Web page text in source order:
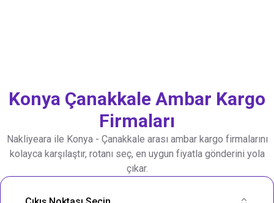
Konya Çanakkale Ambar Kargo
Firmaları
Nakliyeara ile Konya- Çanakkale arası ambar kargo firmalarını
kolayca karşılaştır, rotanı seç, en uygun fiyatla gönderini yola
çıkar.
Nakliye Rotası Ara